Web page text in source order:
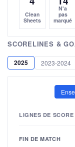
Clean
Sheets
N'a
pas
marqué
SCORELINES &
2025 2023-2024
LIGNES DE
FIN DE MATCH